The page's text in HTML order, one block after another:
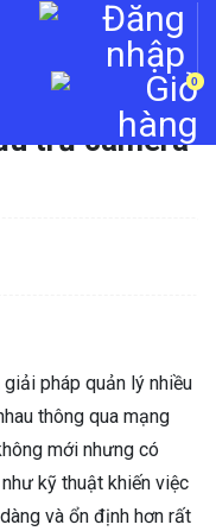
0
trữ camera
pháp quản lý nhiều
thông qua mạng
mới nhưng có
kỹ thuật khiến việc
và ổn định hơn rất